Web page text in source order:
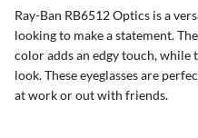
Ray-Ban RB6512 Optics is a
looking to make a statement.
color adds an edgy touch, while
look. These eyeglasses are
at work or out with friends.